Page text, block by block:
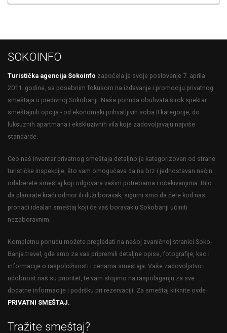
SOKOINFO
Turistička agencija Sokoinfo započela je svoje poslovanje 7. aprila
2011. godine, sa posebnim fokusom na izdavanje i promociju privatnog
smeštaja u predivnoj Sokobanji. Naša ponuda obuhvata širok spektar
smeštajnih opcija - od ekonomski prihvatljivih soba II kategorije, do
luksuznih apartmana i ekskluzivnih vila koje zadovoljavaju najviše
standarde.
Ceo naš inventar privatnog smeštaja detaljno je kategorizovan od strane
turističke inspekcije, što vam omogućava da na brz i jednostavan način
odaberete smeštaj koji odgovara vašim potrebama i očekivanjima. Bilo
da planirate kraći odmor ili duži boravak, sigurni smo da ćete kod nas
pronaći idealan smeštaj koji će vaš boravak u Sokobanji učiniti
nezaboravnim.
Kompletnu ponudu možete pregledati na našoj zvaničnoj stranici Soko-
Banja.travel, gde smo za vas pripremili detaljne opise, fotografije, kao i
informacije o raspoloživosti i cenama smeštaja. Vaše zadovoljstvo i
udobnost naš su prioritet, te vam stojimo na raspolaganju za sve
dodatne informacije i podršku pri rezervaciji. Za smeštaj kliknite ovde
PRIVATNI SMEŠTAJ.
Tražite smeštaj?